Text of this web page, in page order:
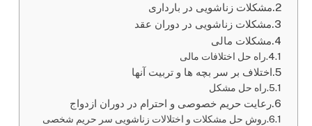
مشکلات زناشویی در بارداری
مشکلات زناشویی در دوران عقد
مشکلات مالی
راه حل اختلافات مالی
اختلاف بر سر بچه ها و تربیت آنها
راه حل مشکل
رعایت حریم خصوصی و احترام در دوران ازدواج
روش حل مشکلات و اختلالات زناشویی سر حریم شخصی